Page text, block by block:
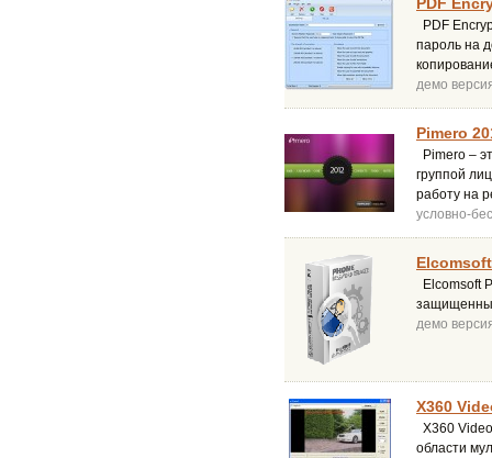
PDF
пароль на
демо
Pimero
Pimero –
группой
работу на
условно-
Elcomsoft
демо
X360
X360
области